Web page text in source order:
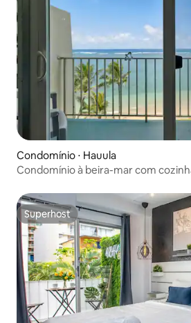
Condomínio ⋅ Hauula
Condomínio à beira-mar com
Superhost
Superhost